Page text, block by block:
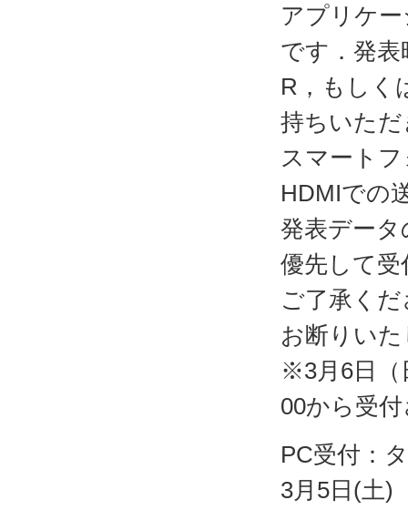
アプリケー
です．発
R，もしく
持ちいた
スマート
HDMIでの
発表デー
優先して
ご了承く
お断りい
※3月6日（
00から受
PC受付：
3月5日(土)